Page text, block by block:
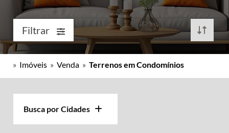
Filtrar
» Imóveis » Venda » Terrenos em Condomínios
Busca por Cidades